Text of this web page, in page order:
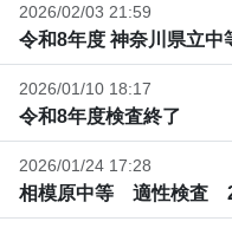
2026/02/03 21:59
令和8年度 神奈川県立中
2026/01/10 18:17
令和8年度検査終了
2026/01/24 17:28
相模原中等 適性検査